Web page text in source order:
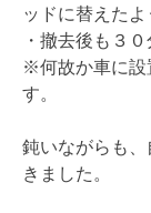
ッドに替えた
・撤去後も３
※何故か車に設
す。
鈍いながらも
きました。